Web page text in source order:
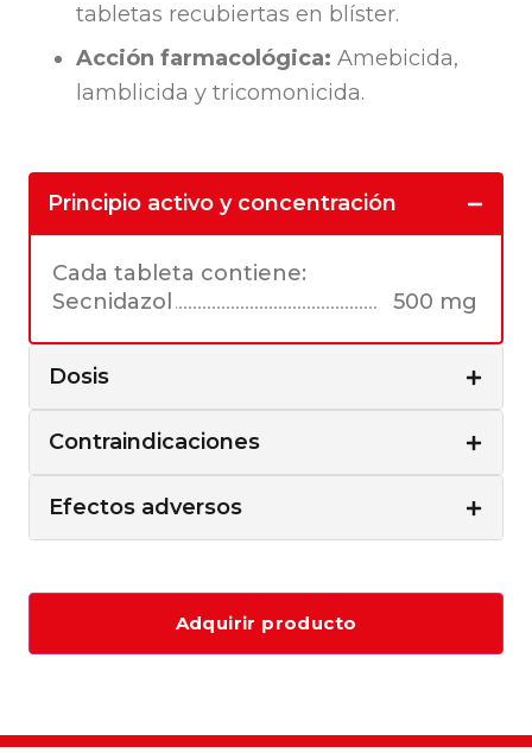
tabletas recubiertas en blíster.
Acción farmacológica: Amebicida,
lamblicida y tricomonicida.
Principio activo y concentración
Cada tableta contiene:
Secnidazol
500 mg
Dosis
Contraindicaciones
Efectos adversos
Adquirir producto